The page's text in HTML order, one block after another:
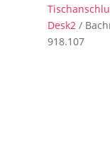
Desk2 /
918.107